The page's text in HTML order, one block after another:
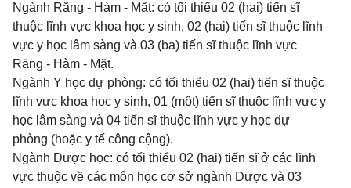
Ngành Răng - Hàm - Mặt: có tối thiểu 02 (hai) tiến sĩ
thuộc lĩnh vực khoa học y sinh, 02 (hai) tiến sĩ thuộc lĩnh
vực y học lâm sàng và 03 (ba) tiến sĩ thuộc lĩnh vực
Răng - Hàm - Mặt.
Ngành Y học dự phòng: có tối thiểu 02 (hai) tiến sĩ thuộc
lĩnh vực khoa học y sinh, 01 (một) tiến sĩ thuộc lĩnh vực y
học lâm sàng và 04 tiến sĩ thuộc lĩnh vực y học dự
phòng (hoặc y tế công cộng).
Ngành Dược học: có tối thiểu 02 (hai) tiến sĩ ở các lĩnh
vực thuộc về các môn học cơ sở ngành Dược và 03